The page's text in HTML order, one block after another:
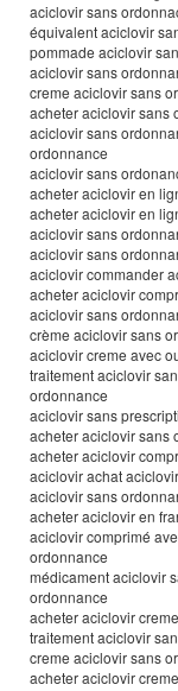
aciclovir sans
équivalent aciclovir
pommade aciclovir
aciclovir sans
creme aciclovir sans
acheter aciclovir sans
aciclovir sans
ordonnance
aciclovir sans
acheter aciclovir en
acheter aciclovir en
aciclovir sans
aciclovir sans
aciclovir commander
acheter aciclovir
aciclovir sans
crème aciclovir sans
aciclovir creme avec
traitement aciclovir
ordonnance
aciclovir sans
acheter aciclovir sans
acheter aciclovir
aciclovir achat
aciclovir sans
acheter aciclovir en
aciclovir comprimé
ordonnance
médicament aciclovir
ordonnance
acheter aciclovir
traitement aciclovir
creme aciclovir sans
acheter aciclovir